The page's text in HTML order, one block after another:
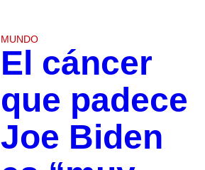
MUNDO
El cáncer
que padece
Joe Biden